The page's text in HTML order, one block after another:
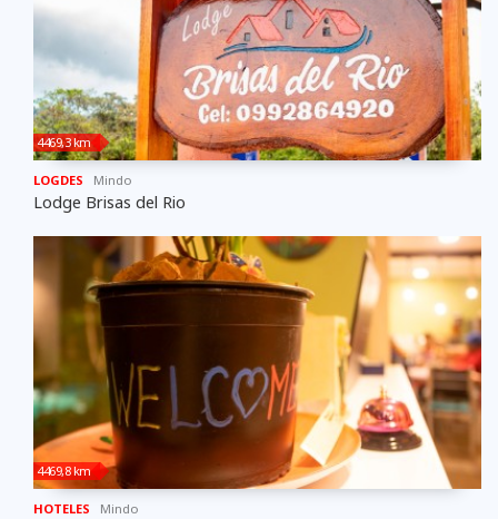
4469,3 km
LOGDES Mindo
Lodge Brisas del Rio
4469,8 km
HOTELES Mindo